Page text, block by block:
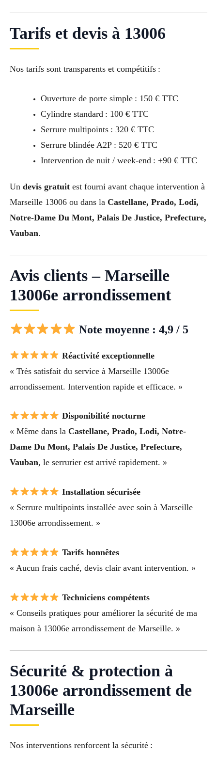
Tarifs et devis à 13006
Nos tarifs sont transparents et compétitifs :
Ouverture de porte simple : 150 € TTC
Cylindre standard : 100 € TTC
Serrure multipoints : 320 € TTC
Serrure blindée A2P : 520 € TTC
Intervention de nuit / week-end : +90 € TTC
Un devis gratuit est fourni avant chaque intervention à
Marseille 13006 ou dans la Castellane, Prado, Lodi,
Notre-Dame Du Mont, Palais De Justice, Prefecture,
Vauban.
Avis clients – Marseille
13006e arrondissement
Note moyenne : 4,9 / 5
Réactivité exceptionnelle
« Très satisfait du service à Marseille 13006e
arrondissement. Intervention rapide et efficace. »
Disponibilité nocturne
« Même dans la Castellane, Prado, Lodi, Notre-
Dame Du Mont, Palais De Justice, Prefecture,
Vauban, le serrurier est arrivé rapidement. »
Installation sécurisée
« Serrure multipoints installée avec soin à Marseille
13006e arrondissement. »
Tarifs honnêtes
« Aucun frais caché, devis clair avant intervention. »
Techniciens compétents
« Conseils pratiques pour améliorer la sécurité de ma
maison à 13006e arrondissement de Marseille. »
Sécurité & protection à
13006e arrondissement de
Marseille
Nos interventions renforcent la sécurité :